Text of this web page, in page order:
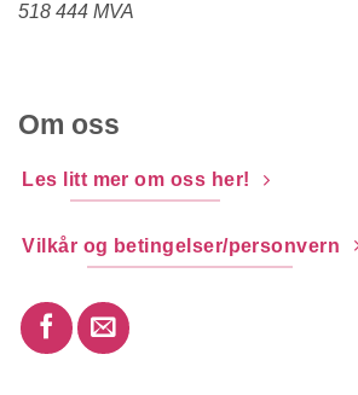
518 444 MVA
Om oss
Les litt mer om oss her!
Vilkår og betingelser/personvern